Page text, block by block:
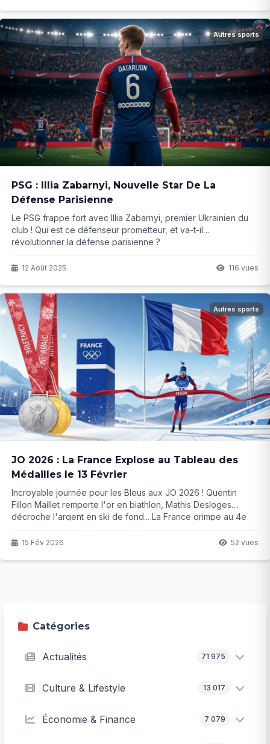
Autres sports
PSG : Illia Zabarnyi, Nouvelle Star De La
Défense Parisienne
Le PSG frappe fort avec Illia Zabarnyi, premier Ukrainien du
club ! Qui est ce défenseur prometteur, et va-t-il
révolutionner la défense parisienne ?
12 Août 2025 116 vues
Autres sports
JO 2026 : La France Explose au Tableau des
Médailles le 13 Février
Incroyable journée pour les Bleus aux JO 2026 ! Quentin
Fillon Maillet remporte l'or en biathlon, Mathis Desloges
décroche l'argent en ski de fond... La France grimpe au 4e
encore les Tricolores ce week-end ?
15 Fév 2026 52 vues
Catégories
Actualités 71 975
Culture & Lifestyle 13 017
Économie & Finance 7 079